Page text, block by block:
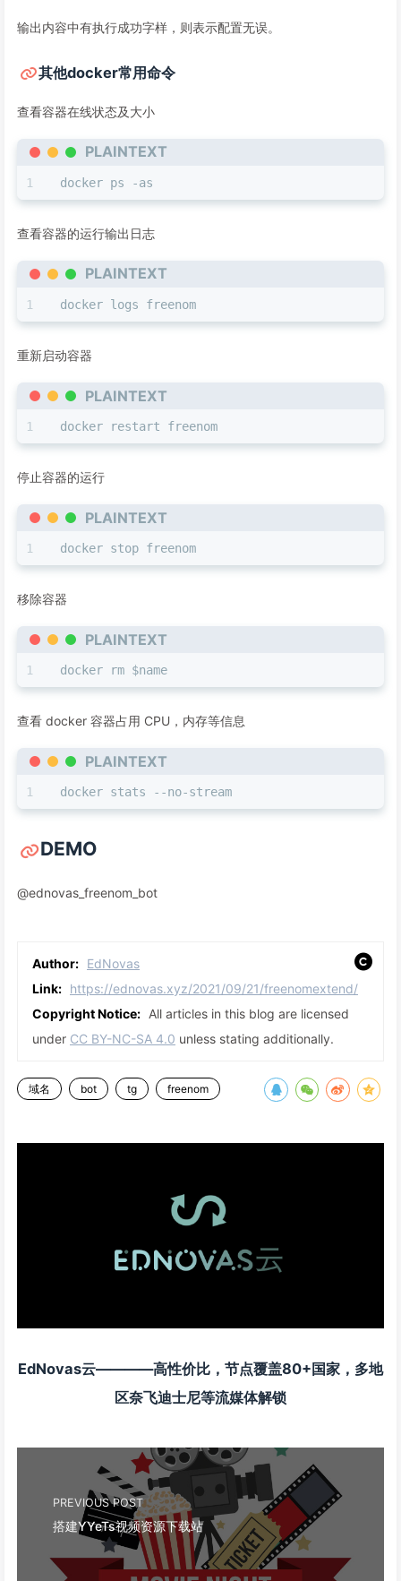
输出内容中有执行成功字样，则表示配置无误。
其他docker常用命令
查看容器在线状态及大小
PLAINTEXT
docker ps -as
查看容器的运行输出日志
PLAINTEXT
docker logs freenom
重新启动容器
PLAINTEXT
docker restart freenom
停止容器的运行
PLAINTEXT
docker stop freenom
移除容器
PLAINTEXT
docker rm $name
查看 docker 容器占用 CPU，内存等信息
PLAINTEXT
docker stats --no-stream
DEMO
@ednovas_freenom_bot
Author: EdNovas
Link: https://ednovas.xyz/2021/09/21/freenomextend/
Copyright Notice: All articles in this blog are licensed
under CC BY-NC-SA 4.0 unless stating additionally.
域名 bot tg freenom
EdNovas云————高性价比，节点覆盖80+国家，多地
区奈飞迪士尼等流媒体解锁
PREVIOUS POST
搭建YYeTs视频资源下载站